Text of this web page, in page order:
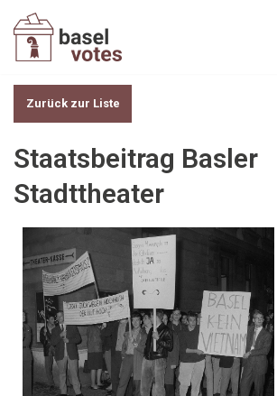
Zum
Zurück zur Liste
Staatsbeitrag Basler
Stadttheater